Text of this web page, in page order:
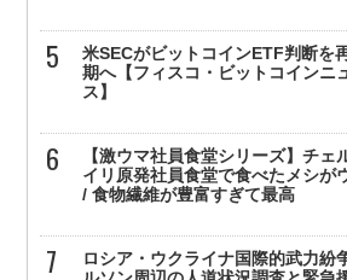
米SECがビットコインETF判断を
期へ【フィスコ・ビットコインニ
ス】
【激ウマ社員食堂シリーズ】チェ
イリ原発社員食堂で食べたメシが
/ 食物繊維が豊富すぎて最高
ロシア・ウクライナ国際的武力紛